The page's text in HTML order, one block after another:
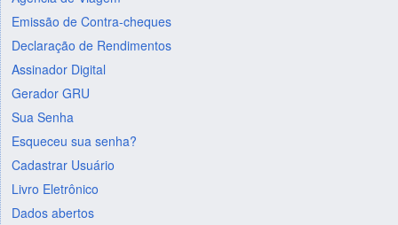
Emissão de Contra-cheques
Declaração de Rendimentos
Assinador Digital
Gerador GRU
Sua Senha
Esqueceu sua senha?
Cadastrar Usuário
Livro Eletrônico
Dados abertos